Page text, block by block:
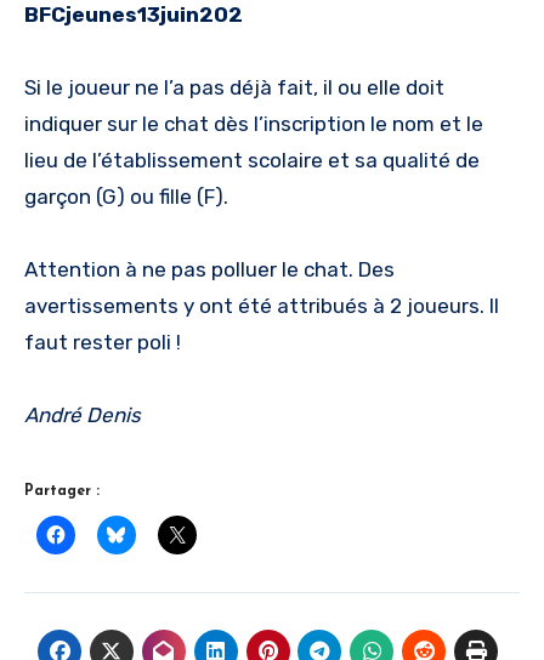
BFCjeunes13juin202
Si le joueur ne l’a pas déjà fait, il ou elle doit
indiquer sur le chat dès l’inscription le nom et le
lieu de l’établissement scolaire et sa qualité de
garçon (G) ou fille (F).
Attention à ne pas polluer le chat. Des
avertissements y ont été attribués à 2 joueurs. Il
faut rester poli !
André Denis
Partager :